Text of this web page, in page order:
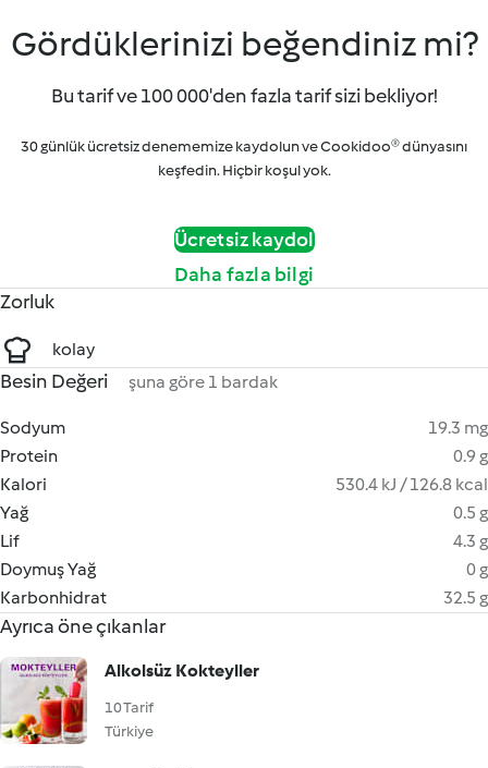
Gördüklerinizi beğendiniz mi?
Bu tarif ve 100 000'den fazla tarif sizi bekliyor!
30 günlük ücretsiz denememize kaydolun ve Cookidoo® dünyasını
keşfedin. Hiçbir koşul yok.
Ücretsiz kaydol
Daha fazla bilgi
Zorluk
kolay
Besin Değeri şuna göre 1 bardak
Sodyum
19.3 mg
Protein
0.9 g
Kalori
530.4 kJ / 126.8 kcal
Yağ
0.5 g
Lif
4.3 g
Doymuş Yağ
0 g
Karbonhidrat
32.5 g
Ayrıca öne çıkanlar
Alkolsüz Kokteyller
10 Tarif
Türkiye